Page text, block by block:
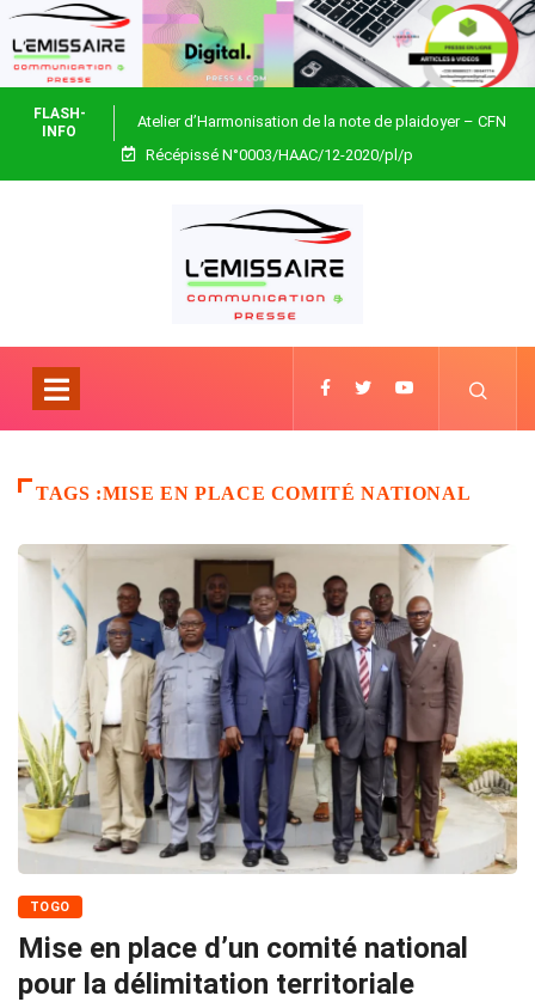
FLASH-
INFO
Atelier d’Harmonisation de la note de plaidoyer – CFN
Togo
Récépissé N°0003/HAAC/12-2020/pl/p
TAGS :MISE EN PLACE COMITÉ NATIONAL
TOGO
Mise en place d’un comité national
pour la délimitation territoriale